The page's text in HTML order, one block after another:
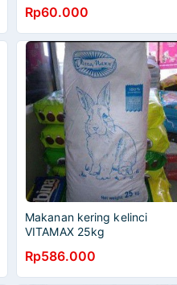
Rp60.000
Makanan kering kelinci
VITAMAX 25kg
Rp586.000